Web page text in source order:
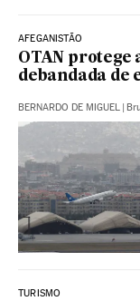
AFEGANISTÃO
OTAN protege
debandada de
BERNARDO DE MIGUEL
TURISMO